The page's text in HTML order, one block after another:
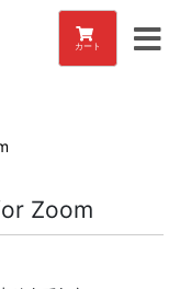
カート
Zoom